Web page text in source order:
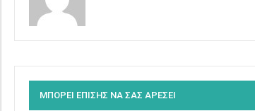
ΜΠΟΡΕΙ ΕΠΙΣΗΣ ΝΑ ΣΑΣ ΑΡΕΣΕΙ